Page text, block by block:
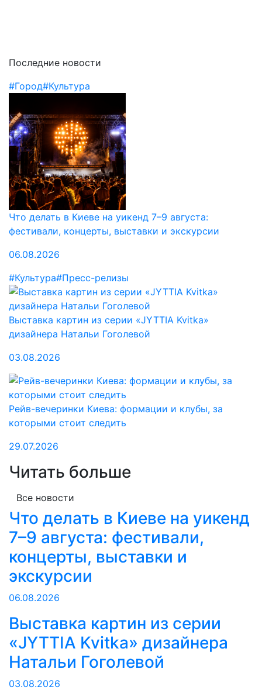
Последние новости
#Город#Культура
Что делать в Киеве на уикенд 7–9 августа:
фестивали, концерты, выставки и экскурсии
06.08.2026
#Культура#Пресс-релизы
Выставка картин из серии «JYTTIA Kvitka»
дизайнера Натальи Гоголевой
03.08.2026
Рейв-вечеринки Киева: формации и клубы, за
которыми стоит следить
29.07.2026
Читать больше
Все новости
Что делать в Киеве на уикенд
7–9 августа: фестивали,
концерты, выставки и
экскурсии
06.08.2026
Выставка картин из серии
«JYTTIA Kvitka» дизайнера
Натальи Гоголевой
03.08.2026